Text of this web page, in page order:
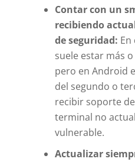
Contar con un
recibiendo
de seguridad: En
suele estar más
pero en Android
del segundo o
recibir soporte
terminal no
vulnerable.
Actualizar